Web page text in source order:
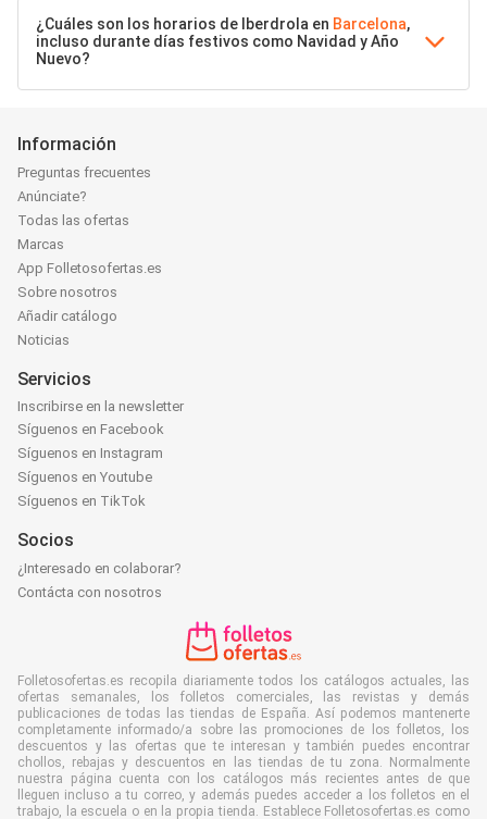
¿Cuáles son los horarios de Iberdrola en Barcelona,
incluso durante días festivos como Navidad y Año
Nuevo?
Información
Preguntas frecuentes
Anúnciate?
Todas las ofertas
Marcas
App Folletosofertas.es
Sobre nosotros
Añadir catálogo
Noticias
Servicios
Inscribirse en la newsletter
Síguenos en Facebook
Síguenos en Instagram
Síguenos en Youtube
Síguenos en TikTok
Socios
¿Interesado en colaborar?
Contácta con nosotros
Folletosofertas.es recopila diariamente todos los catálogos actuales, las
ofertas semanales, los folletos comerciales, las revistas y demás
publicaciones de todas las tiendas de España. Así podemos mantenerte
completamente informado/a sobre las promociones de los folletos, los
descuentos y las ofertas que te interesan y también puedes encontrar
chollos, rebajas y descuentos en las tiendas de tu zona. Normalmente
nuestra página cuenta con los catálogos más recientes antes de que
lleguen incluso a tu correo, y además puedes acceder a los folletos en el
trabajo, la escuela o en la propia tienda. Establece Folletosofertas.es como